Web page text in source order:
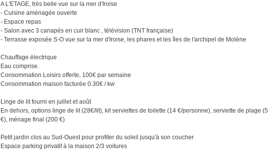
A L'ETAGE, très belle vue sur la mer d'Iroise
- Cuisine aménagée ouverte
- Espace repas
- Salon avec 3 canapés en cuir blanc , télévision (TNT française)
- Terrasse exposée S-O vue sur la mer d'Iroise, les phares et les îles de l'archipel de Molène
Chauffage électrique
Eau comprise.
Consommation Loisirs offerte, 100€ par semaine
Consommation maison facturée 0.30€ / kw
Linge de lit fourni en juillet et août
En dehors, options linge de lit (28€/lit), kit serviettes de toilette (14 €/personne), serviette de plage (5
€), ménage final (200 €)
Petit jardin clos au Sud-Ouest pour profiter du soleil jusqu'à son coucher
Espace parking privatif à la maison 2/3 voitures